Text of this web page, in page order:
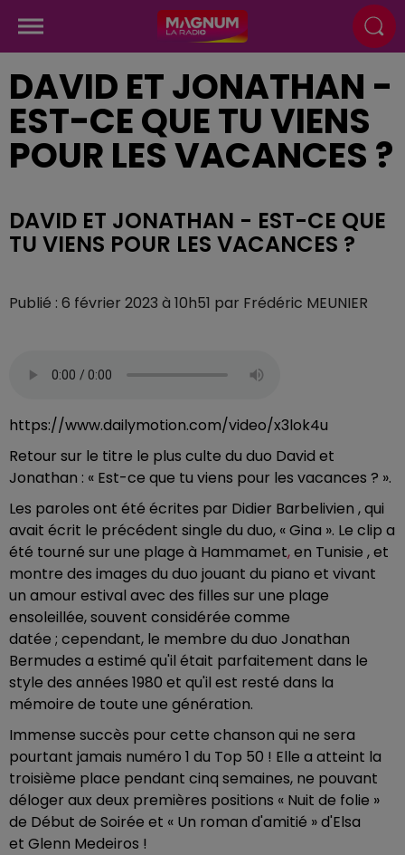
DAVID ET JONATHAN -
EST-CE QUE TU VIENS
POUR LES VACANCES ?
DAVID ET JONATHAN - EST-CE QUE
TU VIENS POUR LES VACANCES ?
Publié : 6 février 2023 à 10h51 par Frédéric MEUNIER
https://www.dailymotion.com/video/x3lok4u
Retour sur le titre le plus culte du duo David et
Jonathan : « Est-ce que tu viens pour les vacances ? ».
Les paroles ont été écrites par Didier Barbelivien , qui
avait écrit le précédent single du duo, « Gina ». Le clip a
été tourné sur une plage à Hammamet,en Tunisie , et
montre des images du duo jouant du piano et vivant
un amour estival avec des filles sur une plage
ensoleillée, souvent considérée comme
datée ; cependant, le membre du duo Jonathan
Bermudes a estimé qu'il était parfaitement dans le
style des années 1980 et qu'il est resté dans la
mémoire de toute une génération.
Immense succès pour cette chanson qui ne sera
pourtant jamais numéro 1 du Top 50 ! Elle a atteint la
troisième place pendant cinq semaines, ne pouvant
déloger aux deux premières positions « Nuit de folie »
de Début de Soirée et « Un roman d'amitié » d'Elsa
et Glenn Medeiros !